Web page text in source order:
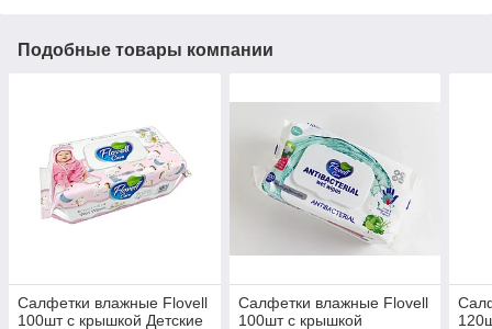
Подобные товары компании
Салфетки влажные Flovell
100шт с крышкой Детские
Салфетки влажные Flovell
100шт с крышкой